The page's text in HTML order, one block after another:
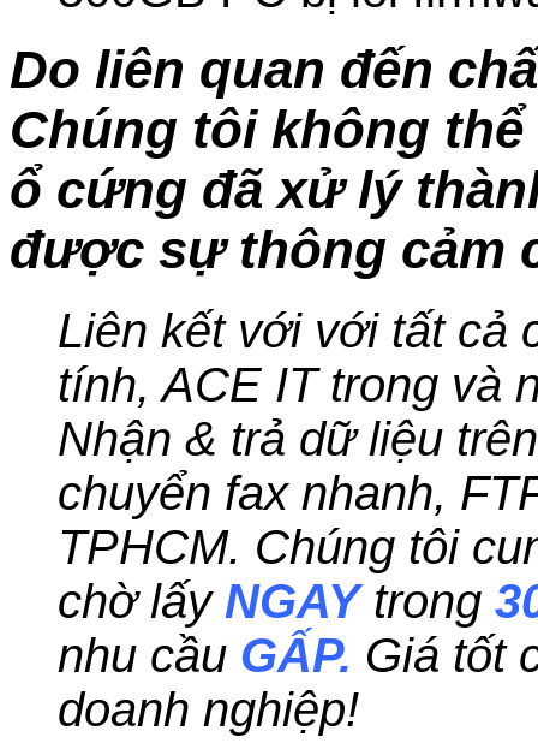
Do liên quan đến
Chúng tôi không
ổ cứng đã xử lý
được sự thông cảm
Liên kết với với tất cả
tính, ACE IT trong và
Nhận & trả dữ liệu
chuyển fax nhanh,
TPHCM. Chúng tôi
chờ lấy NGAYtrong
nhu cầu GẤP. Giá tốt
doanh nghiệp!